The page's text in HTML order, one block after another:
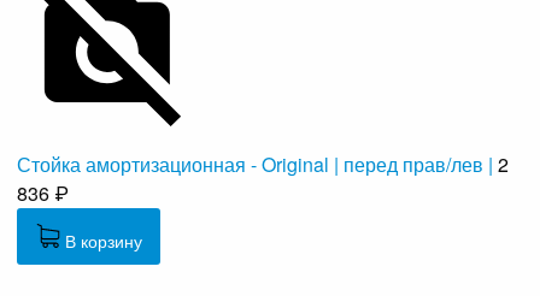
Стойка амортизационная - Original | перед прав/лев | 2
836 ₽
В корзину